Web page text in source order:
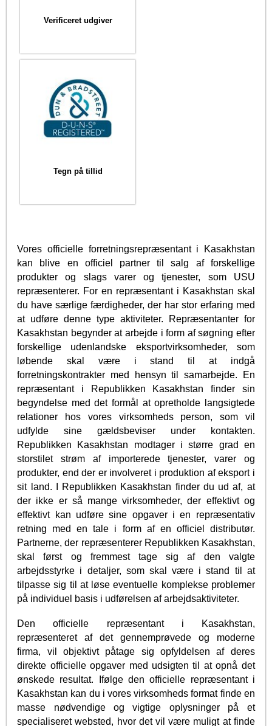
Verificeret udgiver
Tegn på tillid
Vores officielle forretningsrepræsentant i Kasakhstan
kan blive en officiel partner til salg af forskellige
produkter og slags varer og tjenester, som USU
repræsenterer. For en repræsentant i Kasakhstan skal
du have særlige færdigheder, der har stor erfaring med
at udføre denne type aktiviteter. Repræsentanter for
Kasakhstan begynder at arbejde i form af søgning efter
forskellige udenlandske eksportvirksomheder, som
løbende skal være i stand til at indgå
forretningskontrakter med hensyn til samarbejde. En
repræsentant i Republikken Kasakhstan finder sin
begyndelse med det formål at opretholde langsigtede
relationer hos vores virksomheds person, som vil
udfylde sine gældsbeviser under kontakten.
Republikken Kasakhstan modtager i større grad en
storstilet strøm af importerede tjenester, varer og
produkter, end der er involveret i produktion af eksport i
sit land. I Republikken Kasakhstan finder du ud af, at
der ikke er så mange virksomheder, der effektivt og
effektivt kan udføre sine opgaver i en repræsentativ
retning med en tale i form af en officiel distributør.
Partnerne, der repræsenterer Republikken Kasakhstan,
skal først og fremmest tage sig af den valgte
arbejdsstyrke i detaljer, som skal være i stand til at
tilpasse sig til at løse eventuelle komplekse problemer
på individuel basis i udførelsen af arbejdsaktiviteter.
Den officielle repræsentant i Kasakhstan,
repræsenteret af det gennemprøvede og moderne
firma, vil objektivt påtage sig opfyldelsen af deres
direkte officielle opgaver med udsigten til at opnå det
ønskede resultat. Ifølge den officielle repræsentant i
Kasakhstan kan du i vores virksomheds format finde en
masse nødvendige og vigtige oplysninger på et
specialiseret websted, hvor det vil være muligt at finde